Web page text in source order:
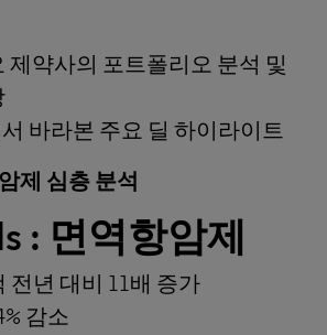
제약사의 포트폴리오 분석 및
바라본 주요 딜 하이라이트
제 심층 분석
: 면역항암제
전년 대비 11배 증가
감소